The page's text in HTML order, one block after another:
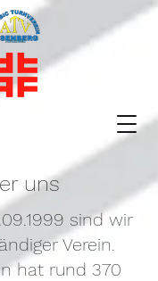
uns
sind wir
Verein.
hat rund 370